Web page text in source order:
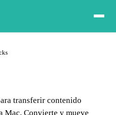
transferir contenido
Mac. Convierte y mueve